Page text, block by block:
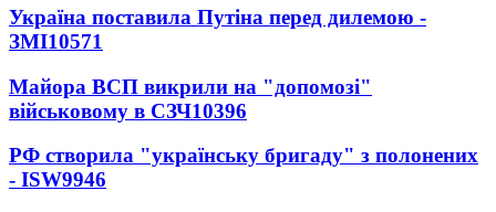
Україна поставила Путіна перед дилемою -
ЗМІ10571
Майора ВСП викрили на "допомозі"
військовому в СЗЧ10396
РФ створила "українську бригаду" з полонених
- ISW9946